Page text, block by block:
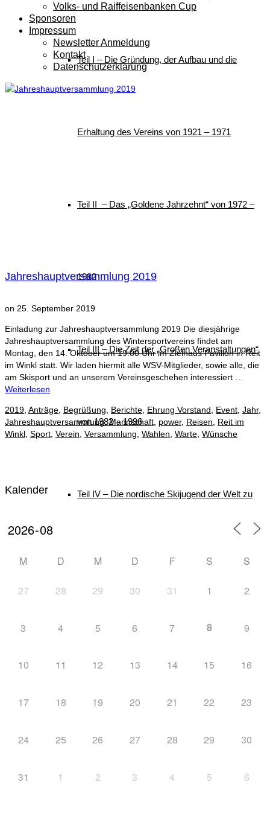
Teil I – Die Gründung, der Aufbau und die
Erhaltung des Vereins von 1921 – 1971
Teil II – Das „Goldene Jahrzehnt“ von 1972 –
1982
Teil III – Die Zeit der „Großen Veranstaltungen“
von 1982 – 1996
Teil IV – Die nordische Skijugend der Welt zu
Gast in Reit im Winkl
Busbelegung
Volks- und Raiffeisenbanken Cup
Sponsoren
Impressum
Newsletter Anmeldung
Kontakt
Datenschutzerklärung
Jahreshauptversammlung 2019
on 25. September 2019
Einladung zur Jahreshauptversammlung 2019 Die diesjährige
Jahreshauptversammlung des Wintersportvereins findet am
Montag, den 14. Oktober um 19.00 Uhr im Zielhaus Pavillon in Reit
im Winkl statt. Wir laden hiermit alle WSV-Mitglieder, sowie alle, die
am Skisport und an unserem Vereinsgeschehen interessiert …
Weiterlesen
2019 Anträge Begrüßung Berichte Ehrung Vorstand Event Jahr,
Jahreshauptversammlung,Mannschaft power, Reisen
Reit im
Winkl Sport Verein Versammlung Wahlen Warte Wünsche
Kalender
M D M D F S S
27 28 29 30 31 1 2
3 4 5 6 7 8 9
10 11 12 13 14 15 16
17 18 19 20 21 22 23
24 25 26 27 28 29 30
31 1 2 3 4 5 6